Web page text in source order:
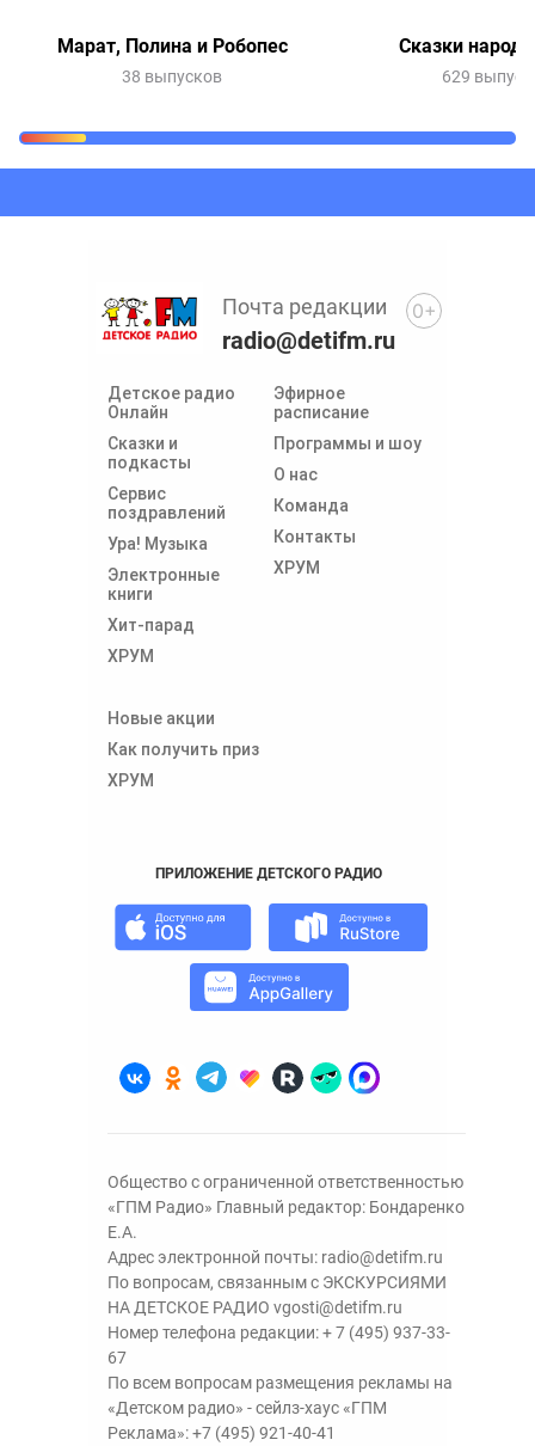
Марат, Полина и Робопес
38 выпусков
Сказки
629
Детское радио
Онлайн
Сказки и
подкасты
Сервис
поздравлений
Ура! Музыка
Электронные
книги
Хит-парад
ХРУМ
Эфирное
расписание
Программы и шоу
О нас
Команда
Контакты
ХРУМ
Новые акции
Как получить приз
ХРУМ
Почта редакции
radio@detifm.ru
ПРИЛОЖЕНИЕ ДЕТСКОГО РАДИО
0+
Общество с ограниченной ответственностью
«ГПМ Радио» Главный редактор: Бондаренко
Е.А.
Адрес электронной почты: radio@detifm.ru
По вопросам, связанным с ЭКСКУРСИЯМИ
НА ДЕТСКОЕ РАДИО vgosti@detifm.ru
Номер телефона редакции:+ 7 (495) 937-33-
67
По всем вопросам размещения рекламы на
«Детском радио» - сейлз-хаус «ГПМ
Реклама»:+7 (495) 921-40-41